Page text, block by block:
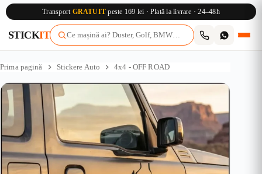
Transport GRATUIT peste 169 lei · Plată la livrare · 24–48h
STICKIT
la
Prima pagină Stickere Auto 4x4 - OFF ROAD